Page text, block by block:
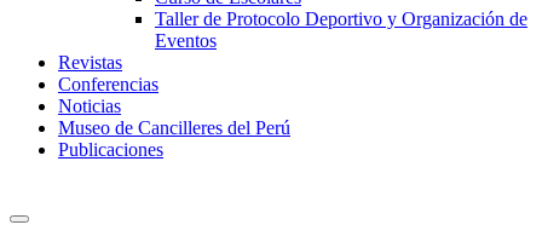
Taller de Protocolo Deportivo y Organización de
Eventos
Revistas
Conferencias
Noticias
Museo de Cancilleres del Perú
Publicaciones